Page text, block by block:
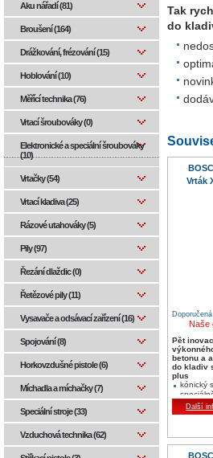
Tak
do
Vrták
Naše
Pět
betonu a
do kladiv
plus
kónický
hrana
Další
Aku nářadí (81)
Broušení (164)
Drážkování, frézování (15)
Hoblování (10)
Měřící technika (76)
Vrtací šroubováky (0)
Elektronické a speciální šroubováky
(10)
Vrtačky (54)
Vrtací kladiva (25)
Rázové utahováky (5)
Pily (97)
Řezání dlaždic (0)
Řetězové pily (11)
Vysavače a odsávací zařízení (16)
Spojování (8)
Horkovzdušné pistole (6)
Míchadla a míchačky (7)
Speciální stroje (33)
Vzduchová technika (62)